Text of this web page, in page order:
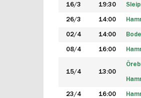
16/3 19:30
26/3 14:00
02/4 14:00
08/4 16:00
15/4 13:00
23/4 16:00